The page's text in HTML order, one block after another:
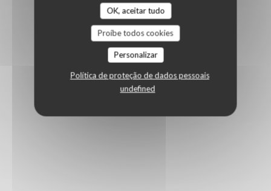
OK, aceitar tudo
Proíbe todos cookies
Personalizar
Política de proteção de dados pessoais
undefined